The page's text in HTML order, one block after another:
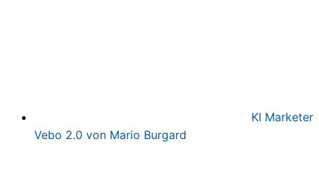
KI Marketer
Vebo 2.0 von Mario Burgard